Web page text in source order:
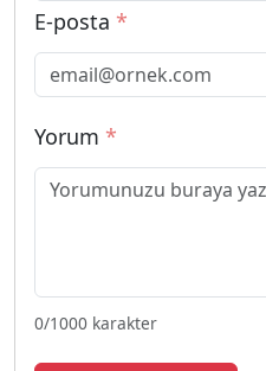
E-posta *
Yorum *
0/1000 karakter